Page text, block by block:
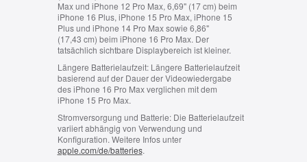
Max und iPhone 12 Pro Max, 6,69" (17 cm) beim
iPhone 16 Plus, iPhone 15 Pro Max, iPhone 15
Plus und iPhone 14 Pro Max sowie 6,86"
(17,43 cm) beim iPhone 16 Pro Max. Der
tatsächlich sichtbare Displaybereich ist kleiner.
Längere Batterielaufzeit:Längere Batterielaufzeit
basierend auf der Dauer der Videowiedergabe
des iPhone 16 Pro Max verglichen mit dem
iPhone 15 Pro Max.
Stromversorgung und Batterie:Die Batterielaufzeit
variiert abhängig von Verwendung und
Konfiguration. Weitere Infos unter
apple.com/de/batteries.